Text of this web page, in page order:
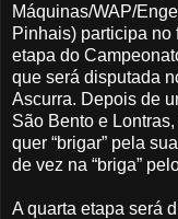
Máquinas/WAP/
Pinhais) participa no
etapa do
que será disputada
Ascurra. Depois de
São Bento e
quer “brigar” pela
de vez na “briga”
A quarta etapa será